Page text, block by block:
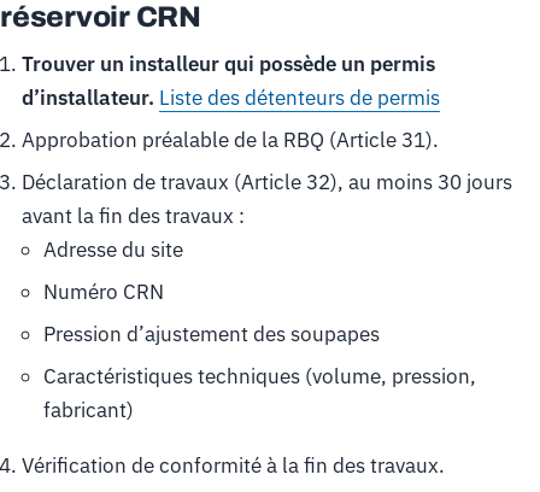
réservoir CRN
Trouver un installeur qui possède un permis
d’installateur. Liste des détenteurs de permis
Approbation préalable de la RBQ (Article 31).
Déclaration de travaux (Article 32), au moins 30 jours
avant la fin des travaux :
Adresse du site
Numéro CRN
Pression d’ajustement des soupapes
Caractéristiques techniques (volume, pression,
fabricant)
Vérification de conformité à la fin des travaux.